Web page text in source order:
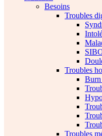
Besoins
Troubles
Troubles
Troubles